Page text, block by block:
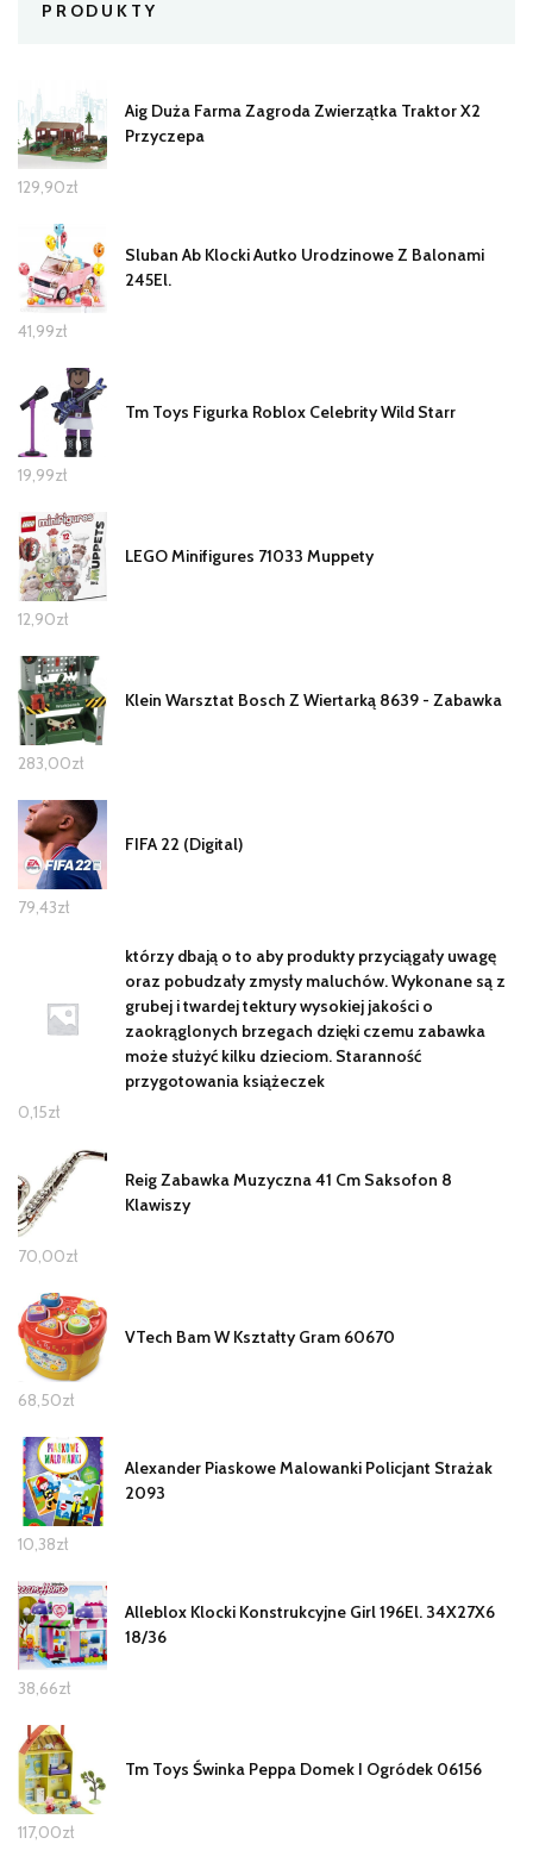
PRODUKTY
Aig Duża Farma Zagroda Zwierzątka Traktor X2
Przyczepa
129,90zł
Sluban Ab Klocki Autko Urodzinowe Z Balonami
245El.
41,99zł
Tm Toys Figurka Roblox Celebrity Wild Starr
19,99zł
LEGO Minifigures 71033 Muppety
12,90zł
Klein Warsztat Bosch Z Wiertarką 8639 - Zabawka
283,00zł
FIFA 22 (Digital)
79,43zł
którzy dbają o to aby produkty przyciągały uwagę
oraz pobudzały zmysły maluchów. Wykonane są z
grubej i twardej tektury wysokiej jakości o
zaokrąglonych brzegach dzięki czemu zabawka
może służyć kilku dzieciom. Staranność
przygotowania książeczek
0,15zł
Reig Zabawka Muzyczna 41 Cm Saksofon 8
Klawiszy
70,00zł
VTech Bam W Kształty Gram 60670
68,50zł
Alexander Piaskowe Malowanki Policjant Strażak
2093
10,38zł
Alleblox Klocki Konstrukcyjne Girl 196El. 34X27X6
18/36
38,66zł
Tm Toys Świnka Peppa Domek I Ogródek 06156
117,00zł